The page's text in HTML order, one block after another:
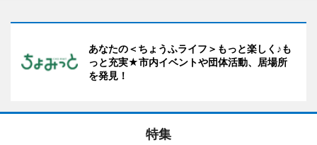
あなたの＜ちょうふライフ＞もっと楽しく♪も
っと充実★市内イベントや団体活動、居場所
を発見！
特集